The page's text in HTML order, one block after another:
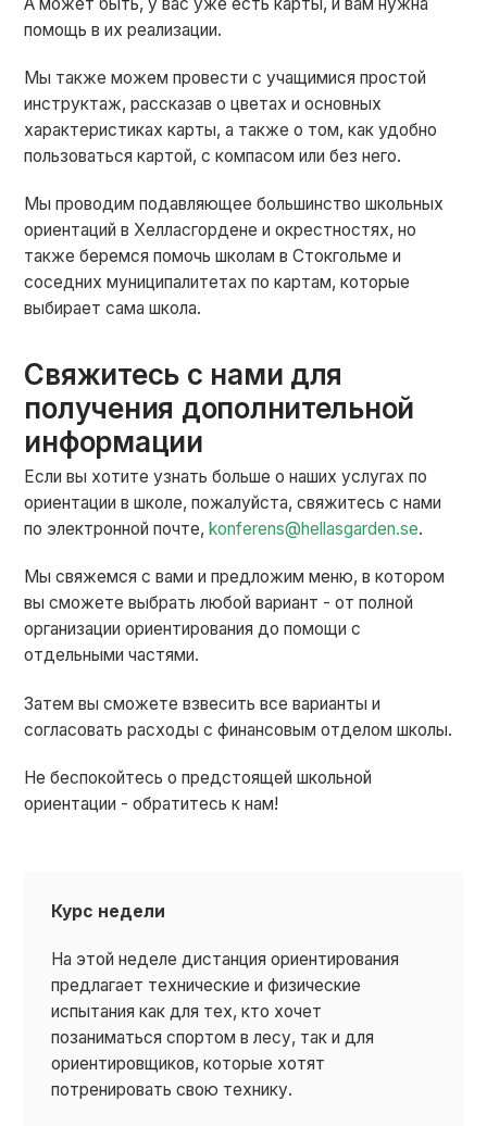
помощь в их реализации.
Мы также можем провести с учащимися простой
инструктаж, рассказав о цветах и основных
характеристиках карты, а также о том, как удобно
пользоваться картой, с компасом или без него.
Мы проводим подавляющее большинство школьных
ориентаций в Хелласгордене и окрестностях, но
также беремся помочь школам в Стокгольме и
соседних муниципалитетах по картам, которые
выбирает сама школа.
Свяжитесь с нами для
получения дополнительной
информации
Если вы хотите узнать больше о наших услугах по
ориентации в школе, пожалуйста, свяжитесь с нами
по электронной почте,konferens@hellasgarden.se.
Мы свяжемся с вами и предложим меню, в котором
вы сможете выбрать любой вариант - от полной
организации ориентирования до помощи с
отдельными частями.
Затем вы сможете взвесить все варианты и
согласовать расходы с финансовым отделом школы.
Не беспокойтесь о предстоящей школьной
ориентации - обратитесь к нам!
Курс недели
На этой неделе дистанция ориентирования
предлагает технические и физические
испытания как для тех, кто хочет
позаниматься спортом в лесу, так и для
ориентировщиков, которые хотят
потренировать свою технику.